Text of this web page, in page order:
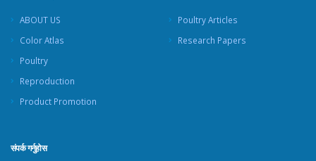
ABOUT US
Color Atlas
Poultry
Reproduction
Product Promotion
Poultry Articles
Research Papers
संपर्क गर्नुहोस